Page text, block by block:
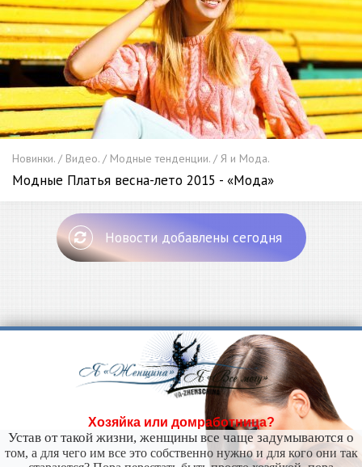
Новинки. / Видео. / Модные тенденции. / Я и Мода.
Модные Платья весна-лето 2015 - «Мода»
Новости добавлены сегодня
Хозяйка или домработница?
Устав от такой жизни, женщины все чаще задумываются о
том, а для чего им все это собственно нужно и для кого они так